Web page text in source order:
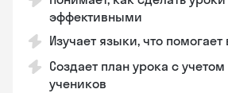
эффективными
Изучает языки, что
Создает план урока с
учеников